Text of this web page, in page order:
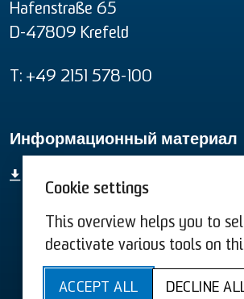
Cookie settings
This overview helps you to
deactivate various tools on
ACCEPT ALL DECLINE
Hafenstraße 65
D-47809 Krefeld
T: +49 2151 578-100
Информационный материал
Условиям США
Sitemap